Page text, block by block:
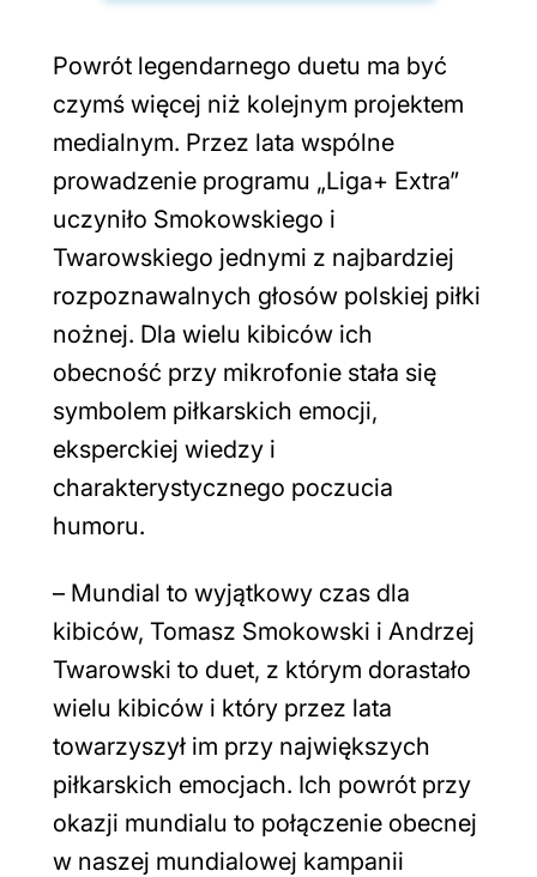
Powrót legendarnego duetu ma być
czymś więcej niż kolejnym projektem
medialnym. Przez lata wspólne
prowadzenie programu „Liga+ Extra”
uczyniło Smokowskiego i
Twarowskiego jednymi z najbardziej
rozpoznawalnych głosów polskiej piłki
nożnej. Dla wielu kibiców ich
obecność przy mikrofonie stała się
symbolem piłkarskich emocji,
eksperckiej wiedzy i
charakterystycznego poczucia
humoru.
– Mundial to wyjątkowy czas dla
kibiców, Tomasz Smokowski i Andrzej
Twarowski to duet, z którym dorastało
wielu kibiców i który przez lata
towarzyszył im przy największych
piłkarskich emocjach. Ich powrót przy
okazji mundialu to połączenie obecnej
w naszej mundialowej kampanii